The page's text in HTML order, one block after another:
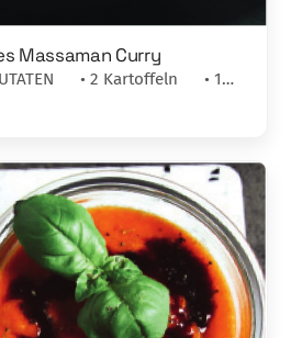
Massaman Curry
• 2 Kartoffeln • 1…